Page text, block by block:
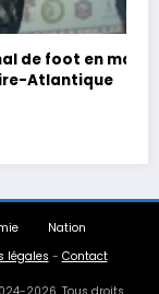
dans
Nation
légales - Contact